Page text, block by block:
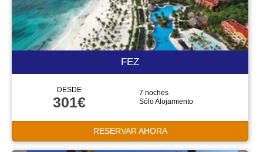
FEZ
DESDE
301€
7 noches
Sólo Alojamiento
RESERVAR AHORA